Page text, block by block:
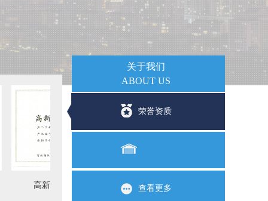
天，磁轮传动具有明显的竞争优势。 团队经过6年多的研
题，突破了磁轮传动技术产业化的最后一公里。磁轮传动技
尤其是长时间连续运行、高可靠性及高环保要求的应用环
化生产线、搅拌器、反应釜等。公司也将不断对磁轮传动技
源汽车、风力发电等领域发展，不断拓展磁轮传动的应用领
高新技术产品认定证书 创业基金证书
关于我们
ABOUT US
荣誉资质
查看更多